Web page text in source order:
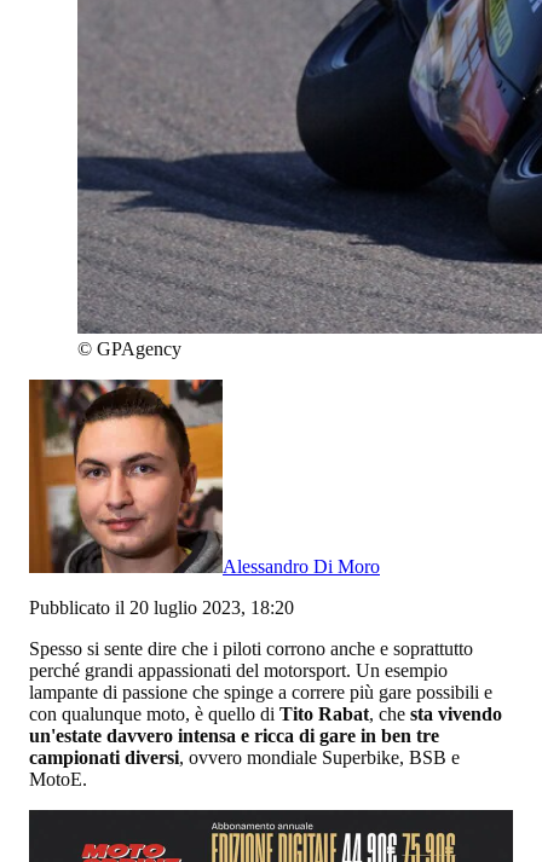
© GPAgency
Alessandro Di Moro
Pubblicato il 20 luglio 2023, 18:20
Spesso si sente dire che i piloti corrono anche e soprattutto
perché grandi appassionati del motorsport. Un esempio
lampante di passione che spinge a correre più gare possibili e
con qualunque moto, è quello di Tito Rabat, che sta vivendo
un'estate davvero intensa e ricca di gare in ben tre
campionati diversi, ovvero mondiale Superbike, BSB e
MotoE.